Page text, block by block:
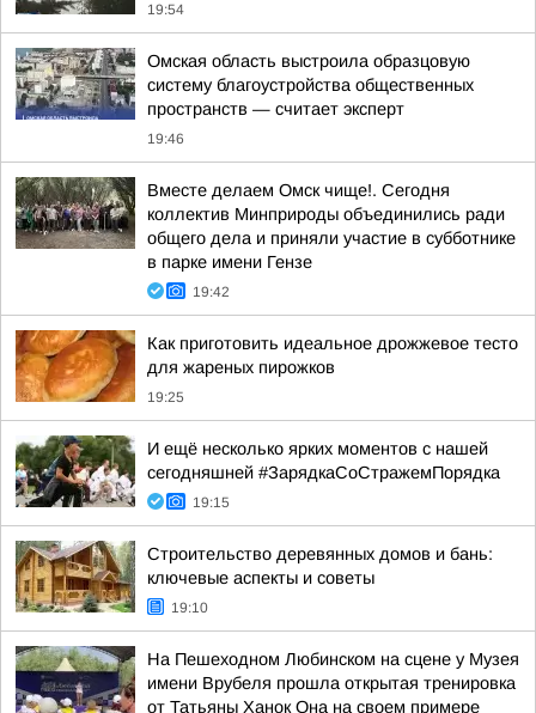
19:54
Омская область выстроила образцовую
систему благоустройства общественных
пространств — считает эксперт
19:46
Вместе делаем Омск чище!. Сегодня
коллектив Минприроды объединились ради
общего дела и приняли участие в субботнике
в парке имени Гензе
19:42
Как приготовить идеальное дрожжевое тесто
для жареных пирожков
19:25
И ещё несколько ярких моментов с нашей
сегодняшней #ЗарядкаСоСтражемПорядка
19:15
Строительство деревянных домов и бань:
ключевые аспекты и советы
19:10
На Пешеходном Любинском на сцене у Музея
имени Врубеля прошла открытая тренировка
от Татьяны Ханок Она на своем примере